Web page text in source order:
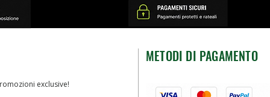
METODI DI PAGAMENTO
exclusive!